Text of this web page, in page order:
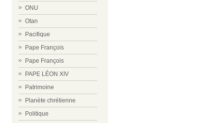
ONU
Otan
Pacifique
Pape François
Pape François
PAPE LÉON XIV
Patrimoine
Planète chrétienne
Politique